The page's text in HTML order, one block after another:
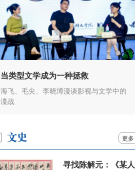
当类型文学成为一种拯救
海飞、毛尖、李晓博漫谈影视与文学中的
谍战
更多
寻找陈解元：《某人